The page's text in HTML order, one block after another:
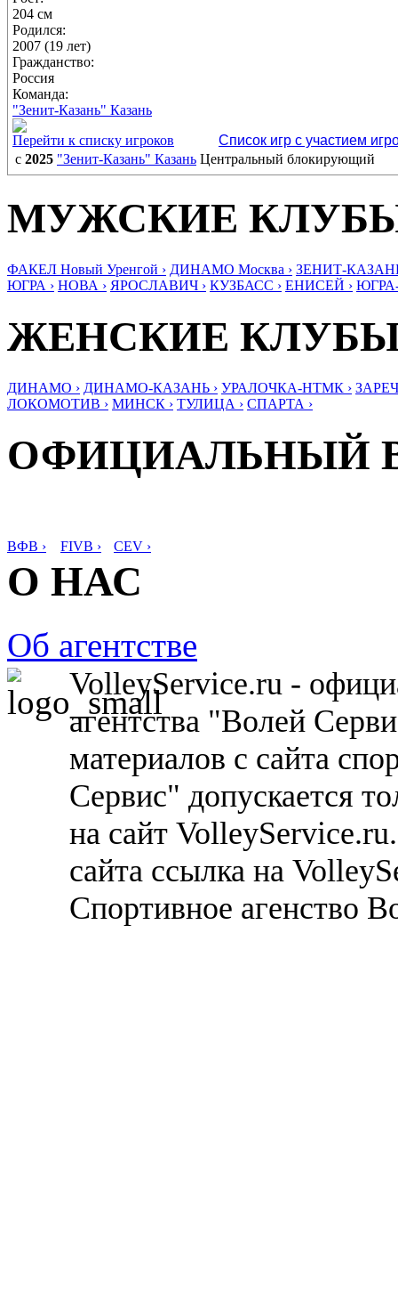
204 см
Родился:
2007 (19 лет)
Гражданство:
Россия
Команда:
"Зенит-Казань" Казань
Перейти к списку игроков
Список игр с участием
с 2025 "Зенит-Казань" Казань Центральный блокирующий
МУЖСКИЕ
ФАКЕЛ Новый Уренгой › ДИНАМО Москва › ЗЕНИТ-
ЮГРА › НОВА › ЯРОСЛАВИЧ › КУЗБАСС › ЕНИСЕЙ ›
ЖЕНСКИЕ
ДИНАМО › ДИНАМО-КАЗАНЬ › УРАЛОЧКА-НТМК ›
ЛОКОМОТИВ › МИНСК › ТУЛИЦА › СПАРТА ›
ОФИЦИАЛЬНЫЙ
ВФВ › FIVB › CEV ›
О НАС
Об агентстве
VolleyService.ru -
агентства "Волей
материалов с сайта
Сервис" допускается
на сайт
сайта ссылка на
Спортивное агенство